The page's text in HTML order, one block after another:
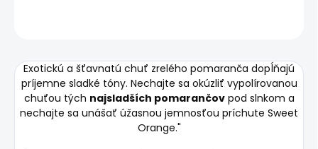
Exotickú a šťavnatú chuť zrelého pomaranča dopĺňajú
príjemne sladké tóny. Nechajte sa okúzliť vypolírovanou
chuťou tých najsladších pomarančovpod slnkom a
nechajte sa unášať úžasnou jemnosťou príchute Sweet
Orange."